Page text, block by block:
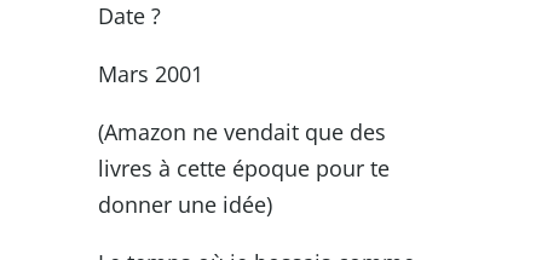
Date ?
Mars 2001
(Amazon ne vendait que des
livres à cette époque pour te
donner une idée)